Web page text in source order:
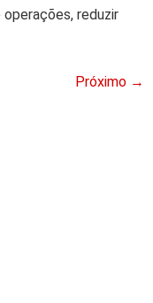
reduzir
Próximo →